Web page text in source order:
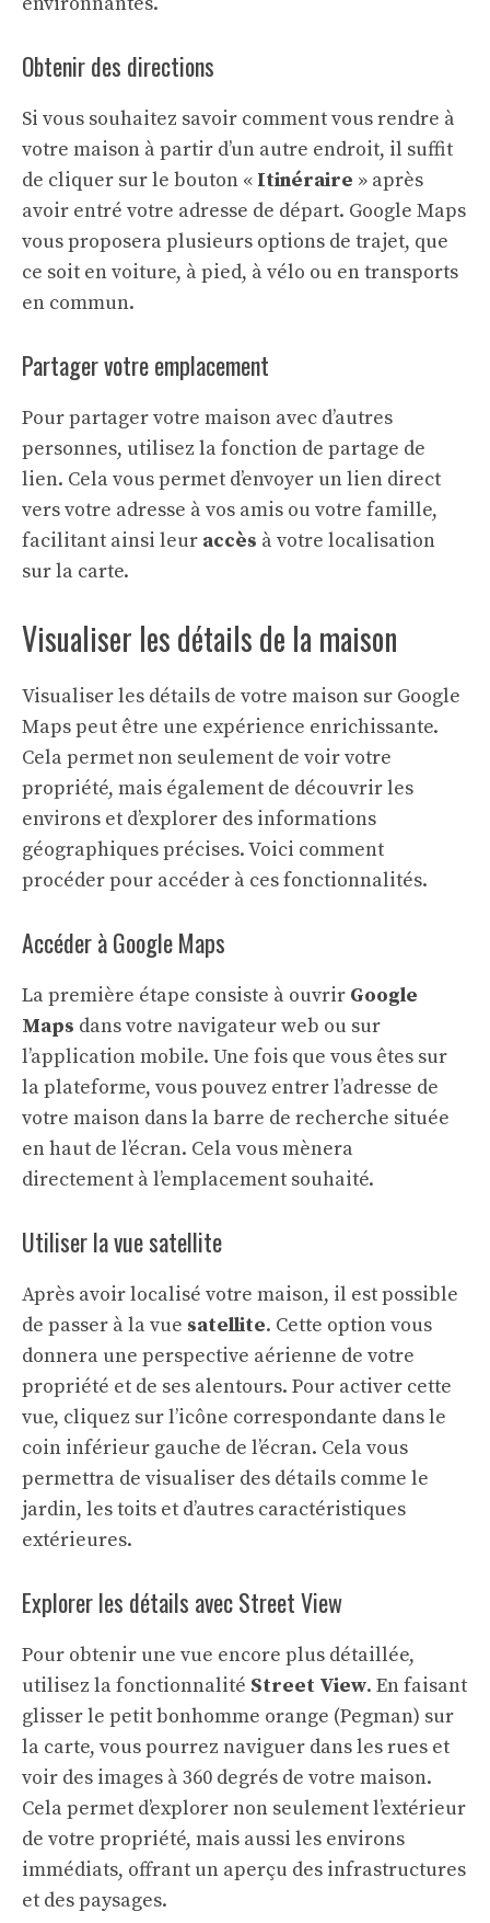
Obtenir des directions
Si vous souhaitez savoir comment vous rendre à
votre maison à partir d’un autre endroit, il suffit
de cliquer sur le bouton « Itinéraire » après
avoir entré votre adresse de départ. Google Maps
vous proposera plusieurs options de trajet, que
ce soit en voiture, à pied, à vélo ou en transports
en commun.
Partager votre emplacement
Pour partager votre maison avec d’autres
personnes, utilisez la fonction de partage de
lien. Cela vous permet d’envoyer un lien direct
vers votre adresse à vos amis ou votre famille,
facilitant ainsi leur accès à votre localisation
sur la carte.
Visualiser les détails de la maison
Visualiser les détails de votre maison sur Google
Maps peut être une expérience enrichissante.
Cela permet non seulement de voir votre
propriété, mais également de découvrir les
environs et d’explorer des informations
géographiques précises. Voici comment
procéder pour accéder à ces fonctionnalités.
Accéder à Google Maps
La première étape consiste à ouvrir Google
Maps dans votre navigateur web ou sur
l’application mobile. Une fois que vous êtes sur
la plateforme, vous pouvez entrer l’adresse de
votre maison dans la barre de recherche située
en haut de l’écran. Cela vous mènera
directement à l’emplacement souhaité.
Utiliser la vue satellite
Après avoir localisé votre maison, il est possible
de passer à la vue satellite. Cette option vous
donnera une perspective aérienne de votre
propriété et de ses alentours. Pour activer cette
vue, cliquez sur l’icône correspondante dans le
coin inférieur gauche de l’écran. Cela vous
permettra de visualiser des détails comme le
jardin, les toits et d’autres caractéristiques
extérieures.
Explorer les détails avec Street View
Pour obtenir une vue encore plus détaillée,
utilisez la fonctionnalité Street View. En faisant
glisser le petit bonhomme orange (Pegman) sur
la carte, vous pourrez naviguer dans les rues et
voir des images à 360 degrés de votre maison.
Cela permet d’explorer non seulement l’extérieur
de votre propriété, mais aussi les environs
immédiats, offrant un aperçu des infrastructures
et des paysages.